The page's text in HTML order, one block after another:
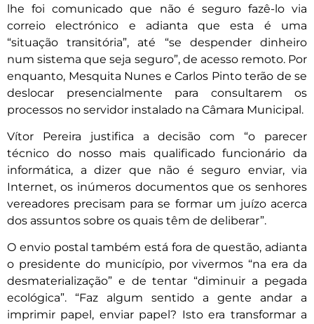
lhe foi comunicado que não é seguro fazê-lo via
correio electrónico e adianta que esta é uma
“situação transitória”, até “se despender dinheiro
num sistema que seja seguro”, de acesso remoto. Por
enquanto, Mesquita Nunes e Carlos Pinto terão de se
deslocar presencialmente para consultarem os
processos no servidor instalado na Câmara Municipal.
Vítor Pereira justifica a decisão com “o parecer
técnico do nosso mais qualificado funcionário da
informática, a dizer que não é seguro enviar, via
Internet, os inúmeros documentos que os senhores
vereadores precisam para se formar um juízo acerca
dos assuntos sobre os quais têm de deliberar”.
O envio postal também está fora de questão, adianta
o presidente do município, por vivermos “na era da
desmaterialização” e de tentar “diminuir a pegada
ecológica”. “Faz algum sentido a gente andar a
imprimir papel, enviar papel? Isto era transformar a